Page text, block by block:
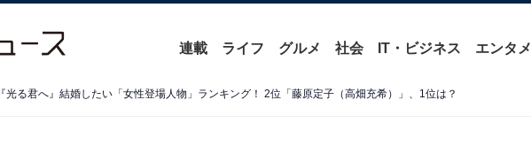
連載 ライフ グルメ 社会 IT・ビジネス エンタメ
『光る君へ』結婚したい「女性登場人物」ランキング！ 2位「藤原定子（高畑充希）」、1位は？